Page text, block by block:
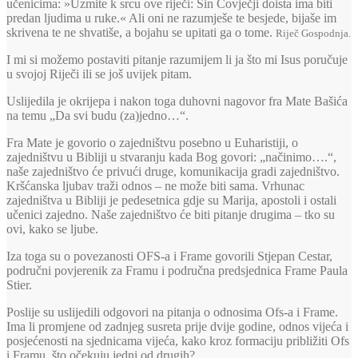
učenicima: »Uzmite k srcu ove riječi: Sin Čovječji doista ima biti
predan ljudima u ruke.« Ali oni ne razumješe te besjede, bijaše im
skrivena te ne shvatiše, a bojahu se upitati ga o tome. Riječ Gospodnja.
I mi si možemo postaviti pitanje razumijem li ja što mi Isus poručuje
u svojoj Riječi ili se još uvijek pitam.
Uslijedila je okrijepa i nakon toga duhovni nagovor fra Mate Bašića
na temu „Da svi budu (za)jedno…“.
Fra Mate je govorio o zajedništvu posebno u Euharistiji, o
zajedništvu u Bibliji u stvaranju kada Bog govori: „načinimo….“,
naše zajedništvo će privući druge, komunikacija gradi zajedništvo.
Kršćanska ljubav traži odnos – ne može biti sama. Vrhunac
zajedništva u Bibliji je pedesetnica gdje su Marija, apostoli i ostali
učenici zajedno. Naše zajedništvo će biti pitanje drugima – tko su
ovi, kako se ljube.
Iza toga su o povezanosti OFS-a i Frame govorili Stjepan Cestar,
područni povjerenik za Framu i područna predsjednica Frame Paula
Stier.
Poslije su uslijedili odgovori na pitanja o odnosima Ofs-a i Frame.
Ima li promjene od zadnjeg susreta prije dvije godine, odnos vijeća i
posjećenosti na sjednicama vijeća, kako kroz formaciju približiti Ofs